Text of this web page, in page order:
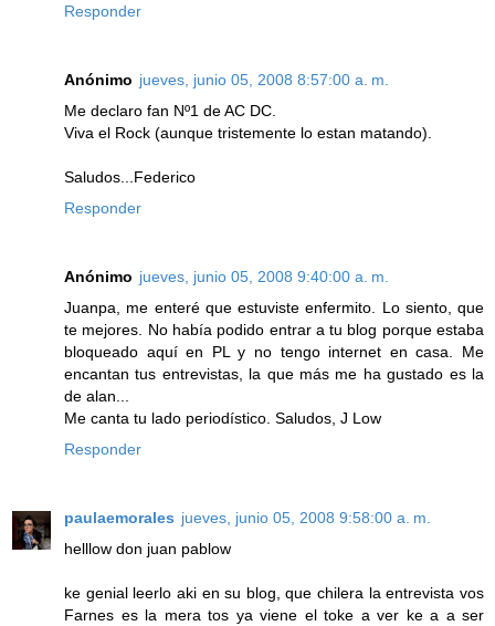
Responder
Anónimo jueves, junio 05, 2008 8:57:00 a. m.
Me declaro fan Nº1 de AC DC.
Viva el Rock (aunque tristemente lo estan matando).
Saludos...Federico
Responder
Anónimo jueves, junio 05, 2008 9:40:00 a. m.
Juanpa, me enteré que estuviste enfermito. Lo siento, que
te mejores. No había podido entrar a tu blog porque estaba
bloqueado aquí en PL y no tengo internet en casa. Me
encantan tus entrevistas, la que más me ha gustado es la
de alan...
Me canta tu lado periodístico. Saludos, J Low
Responder
paulaemorales jueves, junio 05, 2008 9:58:00 a. m.
helllow don juan pablow
ke genial leerlo aki en su blog, que chilera la entrevista vos
Farnes es la mera tos ya viene el toke a ver ke a a ser